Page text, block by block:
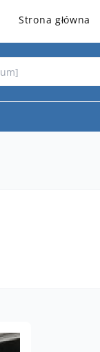
Strona główna